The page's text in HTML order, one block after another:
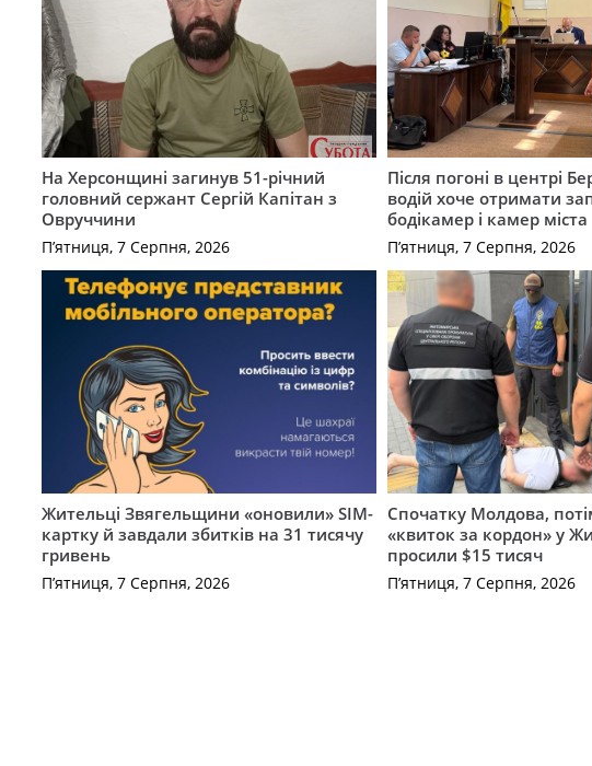
На Херсонщині загинув 51-річний
головний сержант Сергій Капітан з
Овруччини
П’ятниця, 7 Серпня, 2026
Після погоні в центрі
водій хоче отримати
бодікамер і камер міста
П’ятниця, 7 Серпня, 2026
Жительці Звягельщини «оновили» SIM-
картку й завдали збитків на 31 тисячу
гривень
П’ятниця, 7 Серпня, 2026
Спочатку Молдова,
«квиток за кордон» у
просили $15 тисяч
П’ятниця, 7 Серпня, 2026